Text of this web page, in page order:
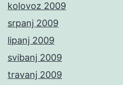
kolovoz 2009
srpanj 2009
lipanj 2009
svibanj 2009
travanj 2009